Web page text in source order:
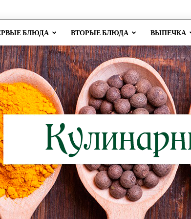
БЛЮДА ВТОРЫЕ БЛЮДА ВЫПЕЧКА